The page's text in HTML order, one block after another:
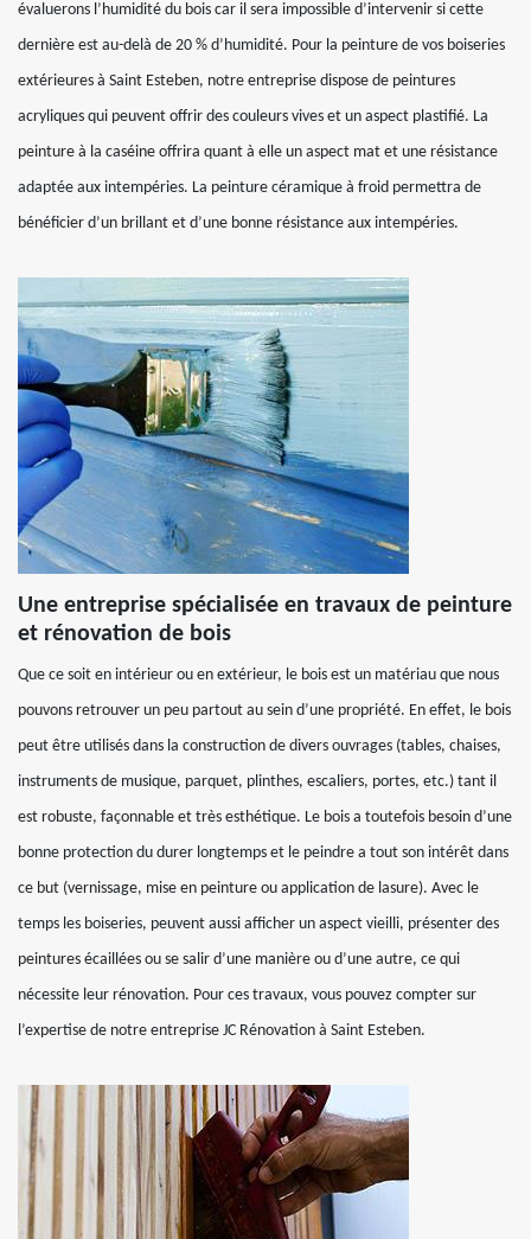
évaluerons l’humidité du bois car il sera impossible d’intervenir si cette
dernière est au-delà de 20 % d’humidité. Pour la peinture de vos boiseries
extérieures à Saint Esteben, notre entreprise dispose de peintures
acryliques qui peuvent offrir des couleurs vives et un aspect plastifié. La
peinture à la caséine offrira quant à elle un aspect mat et une résistance
adaptée aux intempéries. La peinture céramique à froid permettra de
bénéficier d’un brillant et d’une bonne résistance aux intempéries.
Une entreprise spécialisée en travaux de peinture
et rénovation de bois
Que ce soit en intérieur ou en extérieur, le bois est un matériau que nous
pouvons retrouver un peu partout au sein d’une propriété. En effet, le bois
peut être utilisés dans la construction de divers ouvrages (tables, chaises,
instruments de musique, parquet, plinthes, escaliers, portes, etc.) tant il
est robuste, façonnable et très esthétique. Le bois a toutefois besoin d’une
bonne protection du durer longtemps et le peindre a tout son intérêt dans
ce but (vernissage, mise en peinture ou application de lasure). Avec le
temps les boiseries, peuvent aussi afficher un aspect vieilli, présenter des
peintures écaillées ou se salir d’une manière ou d’une autre, ce qui
nécessite leur rénovation. Pour ces travaux, vous pouvez compter sur
l’expertise de notre entreprise JC Rénovation à Saint Esteben.